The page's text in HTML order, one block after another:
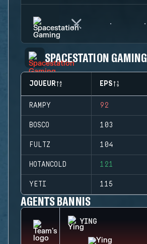
SPACESTATION GAMING
JOUEUR EPS
RAMPY 92
BOSCO 103
FULTZ 104
HOTANCOLD 121
YETI 115
AGENTS BANNIS
YING